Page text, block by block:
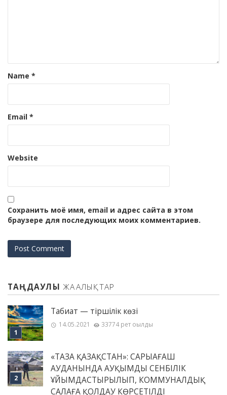
Name *
Email *
Website
Сохранить моё имя, email и адрес сайта в этом
браузере для последующих моих комментариев.
ТАҢДАУЛЫ ЖАҢАЛЫҚТАР
Табиғат — тіршілік көзі
14.05.2021 33774 рет оқылды
«ТАЗА ҚАЗАҚСТАН»: САРЫАҒАШ
АУДАНЫНДА АУҚЫМДЫ СЕНБІЛІК
ҰЙЫМДАСТЫРЫЛЫП, КОММУНАЛДЫҚ
САЛАҒА ҚОЛДАУ КӨРСЕТІЛДІ